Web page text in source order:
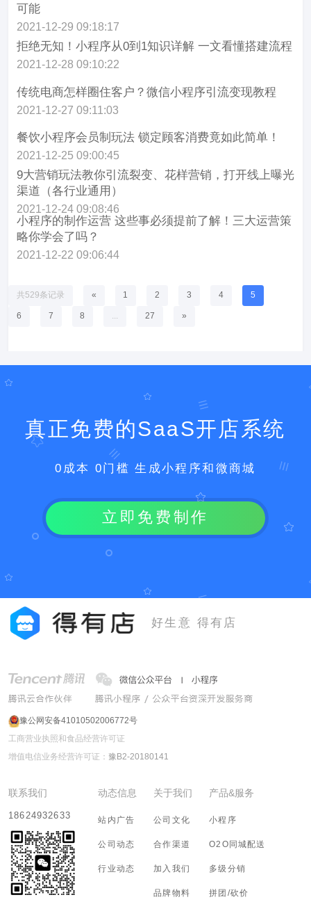
可能
2021-12-29 09:18:17
拒绝无知！小程序从0到1知识详解 一文看懂搭建流程
2021-12-28 09:10:22
传统电商怎样圈住客户？微信小程序引流变现教程
2021-12-27 09:11:03
餐饮小程序会员制玩法 锁定顾客消费竟如此简单！
2021-12-25 09:00:45
9大营销玩法教你引流裂变、花样营销，打开线上曝光
渠道（各行业通用）
2021-12-24 09:08:46
小程序的制作运营 这些事必须提前了解！三大运营策
略你学会了吗？
2021-12-22 09:06:44
共529条记录 « 1 2 3 4 5
6 7 8 27 »
真正免费的SaaS开店系统
0成本 0门槛 生成小程序和微商城
立即免费制作
好生意 得有店
豫公网安备41010502006772号
工商营业执照和食品经营许可证
增值电信业务经营许可证： 豫B2-20180141
联系我们
18624932633
动态信息
站内广告
公司动态
行业动态
关于我们
公司文化
合作渠道
加入我们
品牌物料
产品&服务
小程序
O2O同城配送
多级分销
拼团/砍价